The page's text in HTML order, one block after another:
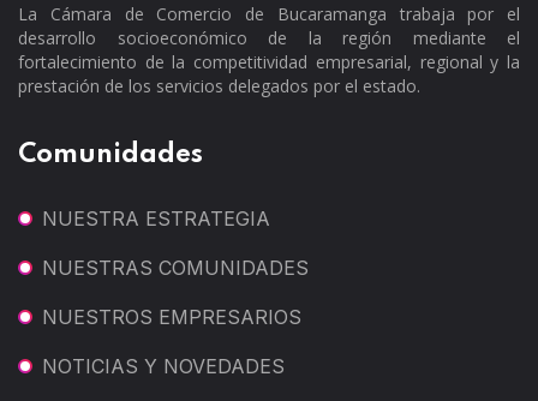
La Cámara de Comercio de Bucaramanga trabaja por el
desarrollo socioeconómico de la región mediante el
fortalecimiento de la competitividad empresarial, regional y la
prestación de los servicios delegados por el estado.
Comunidades
NUESTRA ESTRATEGIA
NUESTRAS COMUNIDADES
NUESTROS EMPRESARIOS
NOTICIAS Y NOVEDADES